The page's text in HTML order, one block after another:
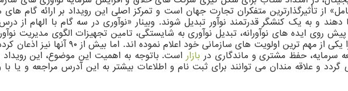
شود. «گری هامل» از تأثیرگذارترین متفکران تجارت جهان است و تمرکز اصلی این رویداد بر
دهند و به یک کنشگر قدرتمند نوآور تبدیل شوند. وبینار «نوآوری در سه گام با الهام
پیش روی ایده های نوآورانه، تبدیل نوآوری به شایستگی، تامین تجهیزات الگوی
نشان میدهد که ۷۹ درصد مدیران شرکتها و سازمان ها،
سرمایه، حفظ مشتری و ماندگاری در بازار است. باتوجه به اهمیت این موضوع، این
و علاقه مندان می توانند برای ثبت نام و اطلاعات بیشتر به این آدرس مراجعه و یا